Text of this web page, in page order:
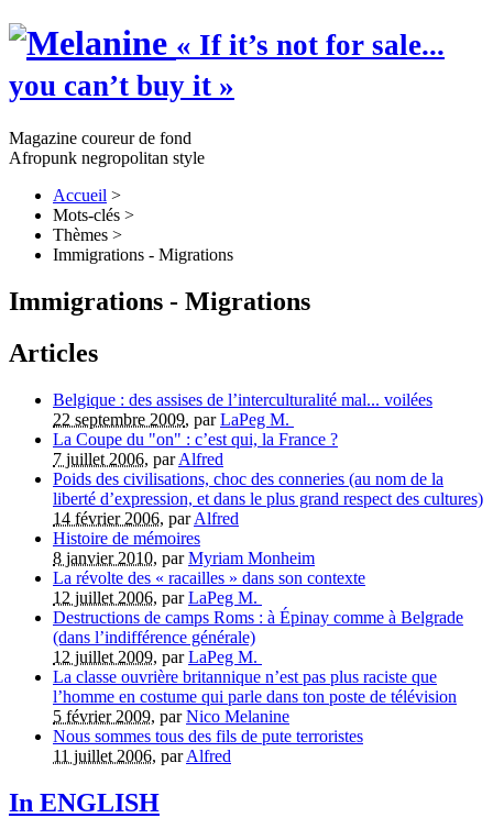
« If it’s not for sale...
you can’t buy it »
Magazine coureur de fond
Afropunk negropolitan style
Accueil >
Mots-clés >
Thèmes >
Immigrations - Migrations
Immigrations - Migrations
Articles
Belgique : des assises de l’interculturalité mal... voilées
22 septembre 2009, parLaPeg M.
La Coupe du "on" : c’est qui, la France ?
7 juillet 2006, parAlfred
Poids des civilisations, choc des conneries (au nom de la
liberté d’expression, et dans le plus grand respect des cultures)
14 février 2006, parAlfred
Histoire de mémoires
8 janvier 2010, parMyriam Monheim
La révolte des « racailles » dans son contexte
12 juillet 2006, parLaPeg M.
Destructions de camps Roms : à Épinay comme à Belgrade
(dans l’indifférence générale)
12 juillet 2009, parLaPeg M.
La classe ouvrière britannique n’est pas plus raciste que
l’homme en costume qui parle dans ton poste de télévision
5 février 2009, parNico Melanine
Nous sommes tous des fils de pute terroristes
11 juillet 2006, parAlfred
In ENGLISH